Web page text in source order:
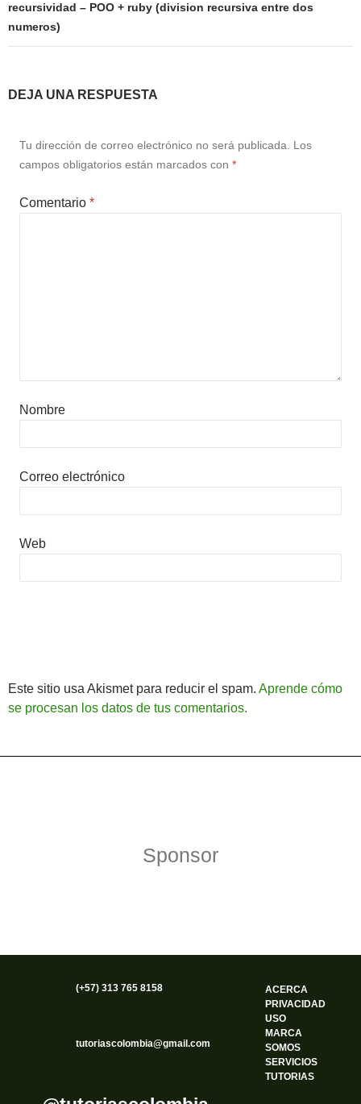
recursividad – POO + ruby (division recursiva entre dos
numeros)
DEJA UNA RESPUESTA
Tu dirección de correo electrónico no será publicada. Los
campos obligatorios están marcados con *
Comentario *
Nombre
Correo electrónico
Web
Este sitio usa Akismet para reducir el spam. Aprende cómo
se procesan los datos de tus comentarios.
Sponsor
(+57) 313 765 8158
tutoriascolombia@gmail.com
ACERCA
PRIVACIDAD
USO
MARCA
SOMOS
SERVICIOS
TUTORIAS